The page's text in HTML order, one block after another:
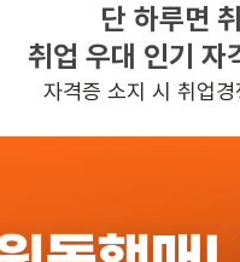
찾으시는 조건의 일자
더욱더 노력하는 케어파
단 하루면
취업 우대 인기 자
자격증 소지 시 취업